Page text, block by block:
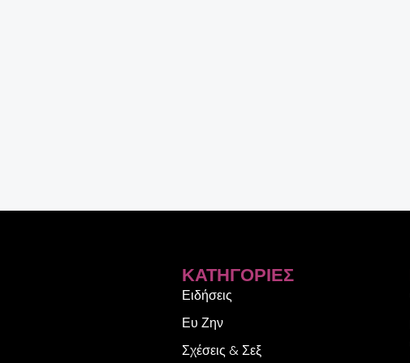
ΚΑΤΗΓΟΡΊΕΣ
Ειδήσεις
Ευ Ζην
Σχέσεις & Σεξ